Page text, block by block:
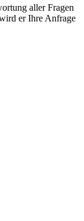
aller Fragen
er Ihre Anfrage